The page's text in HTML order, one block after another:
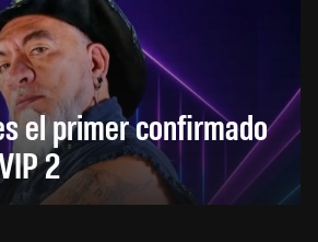
el primer confirmado
2